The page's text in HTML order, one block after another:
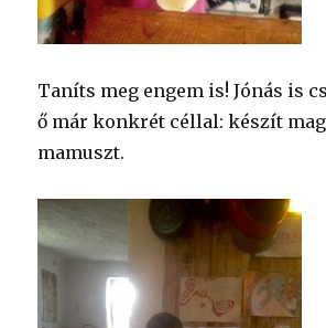
Taníts meg engem is! Jónás is
ő már konkrét céllal: készít
mamuszt.